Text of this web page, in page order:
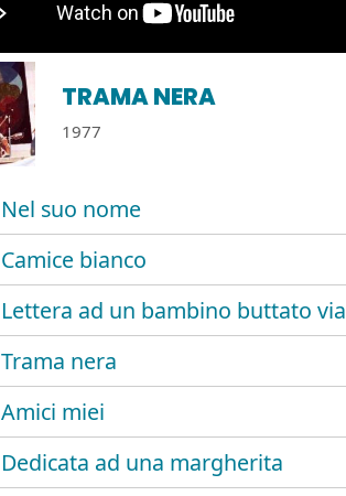
TRAMA NERA
1977
Nel suo nome
Camice bianco
Lettera ad un bambino buttato via
Trama nera
Amici miei
Dedicata ad una margherita